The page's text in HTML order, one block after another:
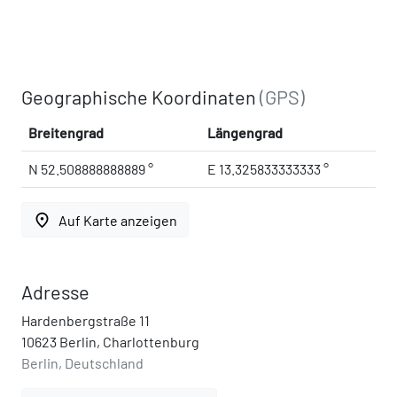
Geographische Koordinaten(GPS)
Breitengrad Längengrad
N 52.508888888889 ° E 13.325833333333 °
place Auf Karte anzeigen
Adresse
Hardenbergstraße 11
10623 Berlin, Charlottenburg
Berlin, Deutschland